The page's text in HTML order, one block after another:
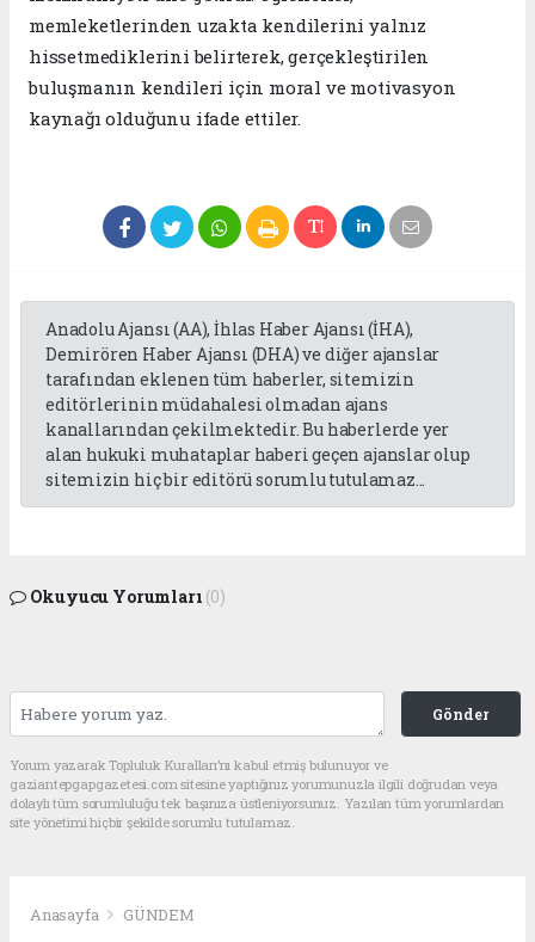
memleketlerinden uzakta kendilerini yalnız
hissetmediklerini belirterek, gerçekleştirilen
buluşmanın kendileri için moral ve motivasyon
kaynağı olduğunu ifade ettiler.
Anadolu Ajansı (AA), İhlas Haber Ajansı (İHA),
Demirören Haber Ajansı (DHA) ve diğer ajanslar
tarafından eklenen tüm haberler, sitemizin
editörlerinin müdahalesi olmadan ajans
kanallarından çekilmektedir. Bu haberlerde yer
alan hukuki muhataplar haberi geçen ajanslar olup
sitemizin hiç bir editörü sorumlu tutulamaz...
Okuyucu Yorumları (0)
Gönder
Yorum yazarak Topluluk Kuralları’nı kabul etmiş bulunuyor ve
gaziantepgapgazetesi.com sitesine yaptığınız yorumunuzla ilgili doğrudan veya
dolaylı tüm sorumluluğu tek başınıza üstleniyorsunuz. Yazılan tüm yorumlardan
site yönetimi hiçbir şekilde sorumlu tutulamaz.
Anasayfa GÜNDEM